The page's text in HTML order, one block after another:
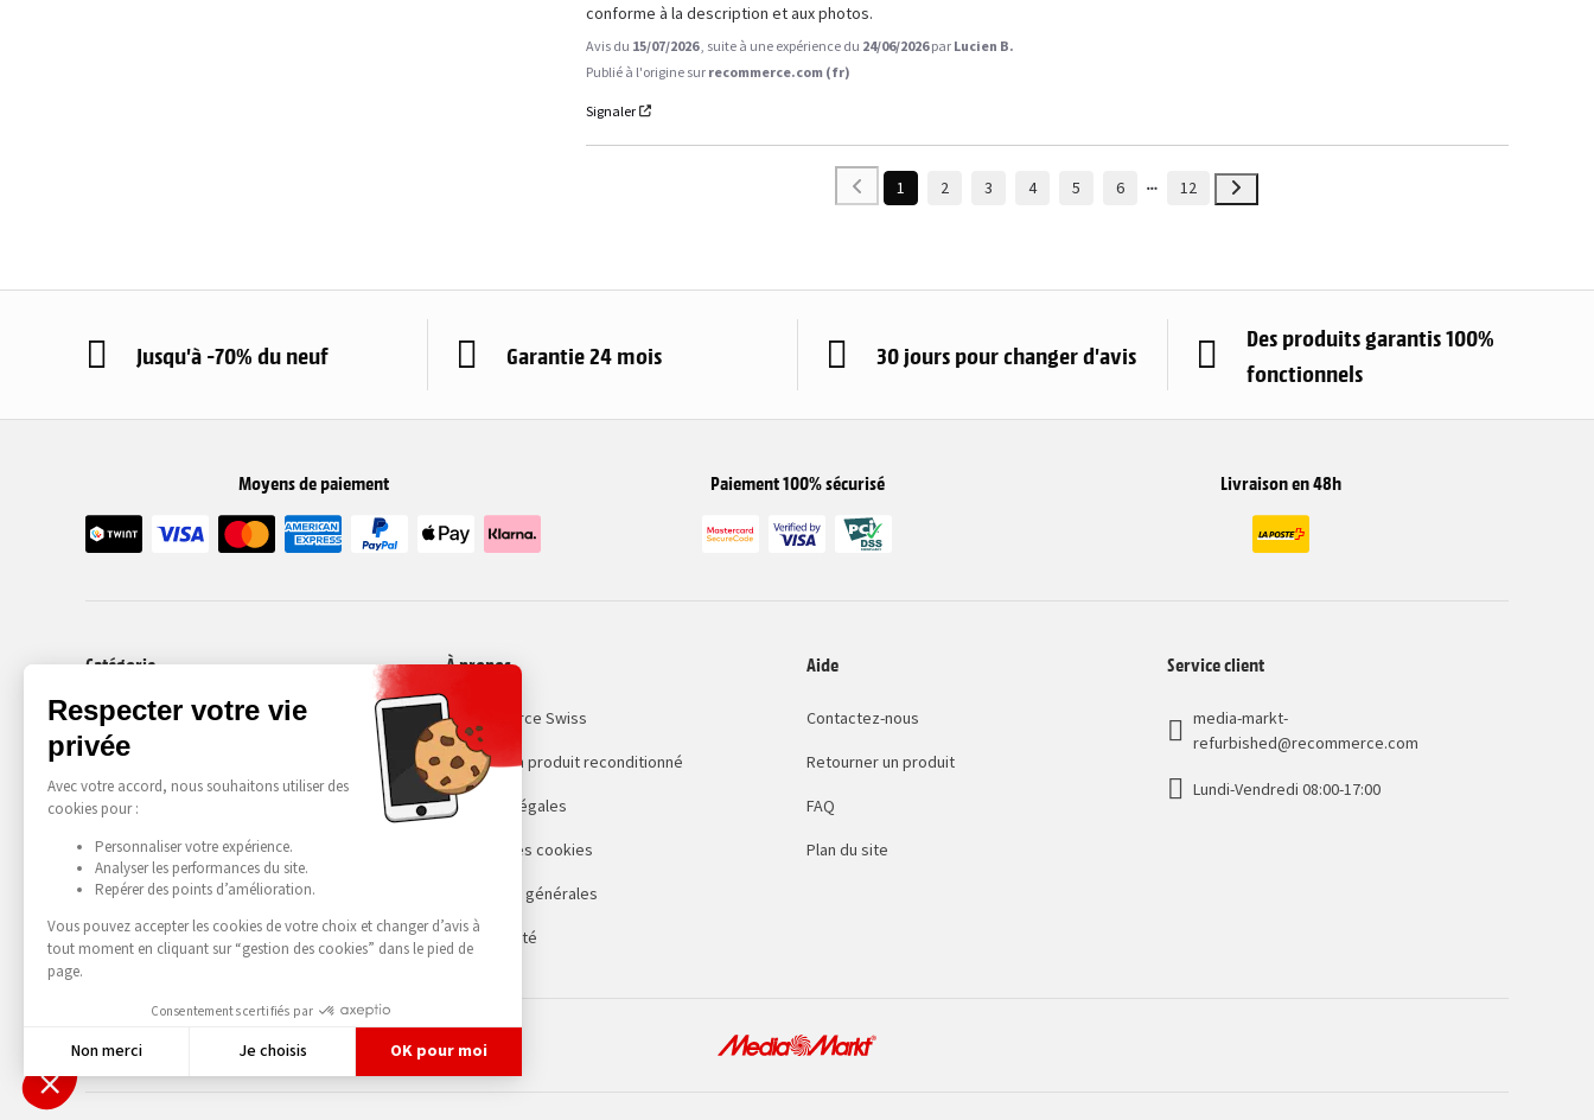
conforme à la description et aux photos.
Avis du 15/07/2026 , suite à une expérience du 24/06/2026par Lucien B.
Publié à l'origine sur recommerce.com (fr)
Signaler
1 2 3 4 5 6 12
Jusqu'à -70% du neuf Garantie 24 mois 30 jours pour changer d'avis
Des produits garantis 100%
fonctionnels
Moyens de paiement Paiement 100% sécurisé Livraison en 48h
Catégorie
Smartphones
À propos
Recommerce Swiss
Choisir son produit reconditionné
Mentions légales
Gestion des cookies
Conditions générales
Accessibilité
Aide
Contactez-nous
Retourner un produit
FAQ
Plan du site
Service client
media-markt-
refurbished@recommerce.com
Lundi-Vendredi 08:00-17:00